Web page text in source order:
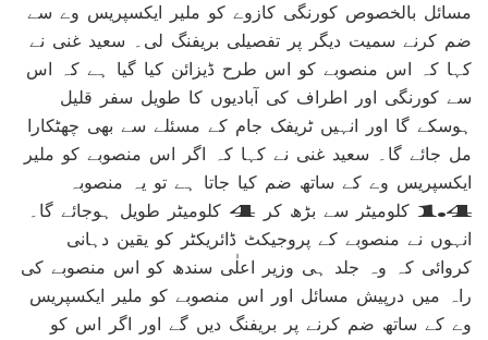
مسائل بالخصوص کورنگی کازوے کو ملیر ایکسپریس وے سے
ضم کرنے سمیت دیگر پر تفصیلی بریفنگ لی۔ سعید غنی نے
کہا کہ اس منصوبے کو اس طرح ڈیزائن کیا گیا ہے کہ اس
سے کورنگی اور اطراف کی آبادیوں کا طویل سفر قلیل
ہوسکے گا اور انہیں ٹریفک جام کے مسئلے سے بھی چھٹکارا
مل جائے گا۔ سعید غنی نے کہا کہ اگر اس منصوبے کو ملیر
ایکسپریس وے کے ساتھ ضم کیا جاتا ہے تو یہ منصوبہ
1.4 کلومیٹر سے بڑھ کر 4 کلومیٹر طویل ہوجائے گا۔
انہوں نے منصوبے کے پروجیکٹ ڈائریکٹر کو یقین دہانی
کروائی کہ وہ جلد ہی وزیر اعلٰی سندھ کو اس منصوبے کی
راہ میں درپیش مسائل اور اس منصوبے کو ملیر ایکسپریس
وے کے ساتھ ضم کرنے پر بریفنگ دیں گے اور اگر اس کو